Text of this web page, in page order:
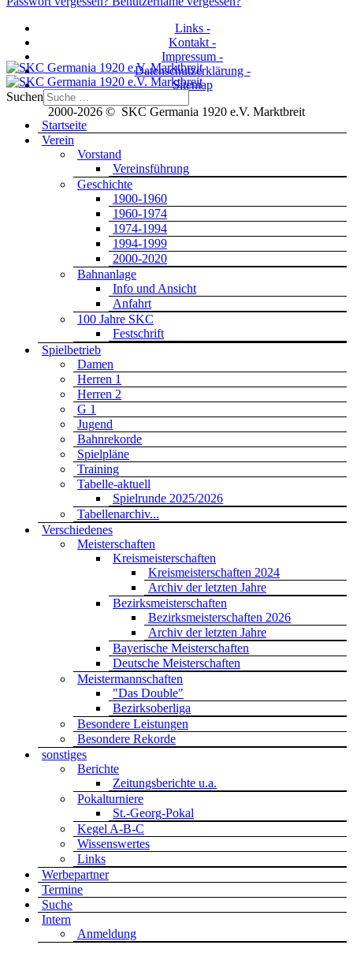
Links -
Kontakt -
Impressum -
Datenschutzerklärung -
Sitemap
2000-2026 © SKC Germania 1920 e.V. Marktbreit
Suchen
Startseite
Verein
Vorstand
Vereinsführung
Geschichte
1900-1960
1960-1974
1974-1994
1994-1999
2000-2020
Bahnanlage
Info und Ansicht
Anfahrt
100 Jahre SKC
Festschrift
Spielbetrieb
Damen
Herren 1
Herren 2
G 1
Jugend
Bahnrekorde
Spielpläne
Training
Tabelle-aktuell
Spielrunde 2025/2026
Tabellenarchiv...
Verschiedenes
Meisterschaften
Kreismeisterschaften
Kreismeisterschaften 2024
Archiv der letzten Jahre
Bezirksmeisterschaften
Bezirksmeisterschaften 2026
Archiv der letzten Jahre
Bayerische Meisterschaften
Deutsche Meisterschaften
Meistermannschaften
"Das Double"
Bezirksoberliga
Besondere Leistungen
Besondere Rekorde
sonstiges
Berichte
Zeitungsberichte u.a.
Pokalturniere
St.-Georg-Pokal
Kegel A-B-C
Wissenswertes
Links
Werbepartner
Termine
Suche
Intern
Anmeldung